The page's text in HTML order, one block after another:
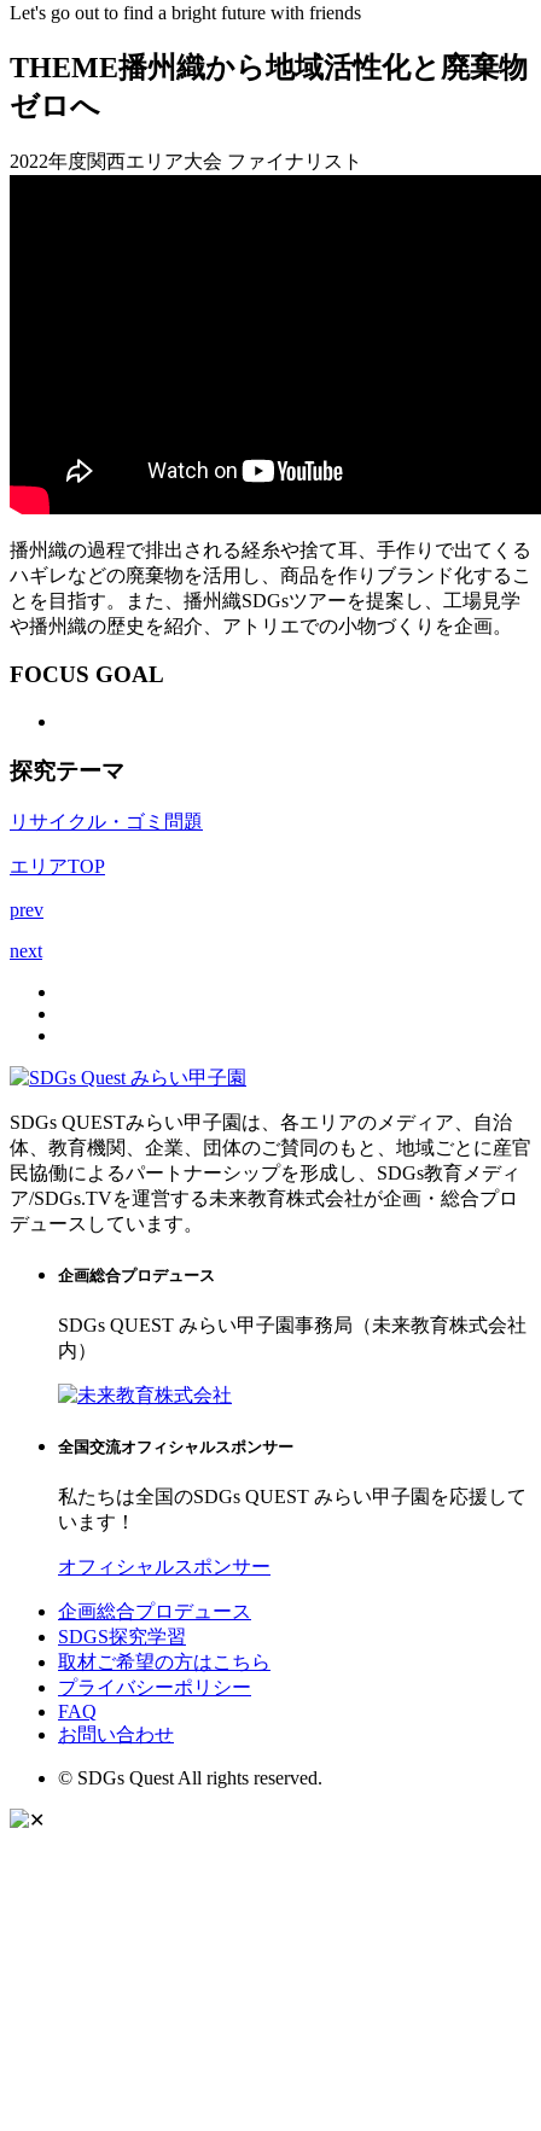
Let's go out to find a bright future with friends
THEME播州織から地域活性化と廃棄物
ゼロへ
2022年度関西エリア大会 ファイナリスト
播州織の過程で排出される経糸や捨て耳、手作りで出てくる
ハギレなどの廃棄物を活用し、商品を作りブランド化するこ
とを目指す。また、播州織SDGsツアーを提案し、工場見学
や播州織の歴史を紹介、アトリエでの小物づくりを企画。
FOCUS GOAL
探究テーマ
リサイクル・ゴミ問題
エリアTOP
prev
next
SDGs QUESTみらい甲子園は、各エリアのメディア、自治
体、教育機関、企業、団体のご賛同のもと、地域ごとに産官
民協働によるパートナーシップを形成し、SDGs教育メディ
ア/SDGs.TVを運営する未来教育株式会社が企画・総合プロ
デュースしています。
企画総合プロデュース
SDGs QUEST みらい甲子園事務局（未来教育株式会社
内）
全国交流オフィシャルスポンサー
私たちは全国のSDGs QUEST みらい甲子園を応援して
います！
オフィシャルスポンサー
企画総合プロデュース
SDGS探究学習
取材ご希望の方はこちら
プライバシーポリシー
FAQ
お問い合わせ
© SDGs Quest All rights reserved.